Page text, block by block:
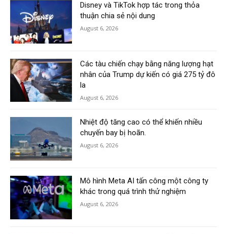
Disney và TikTok hợp tác trong thỏa
thuận chia sẻ nội dung
August 6, 2026
Các tàu chiến chạy bằng năng lượng hạt
nhân của Trump dự kiến có giá 275 tỷ đô
la
August 6, 2026
Nhiệt độ tăng cao có thể khiến nhiều
chuyến bay bị hoãn.
August 6, 2026
Mô hình Meta AI tấn công một công ty
khác trong quá trình thử nghiệm
August 6, 2026